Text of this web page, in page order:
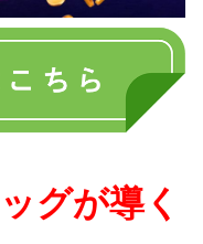
グが導く